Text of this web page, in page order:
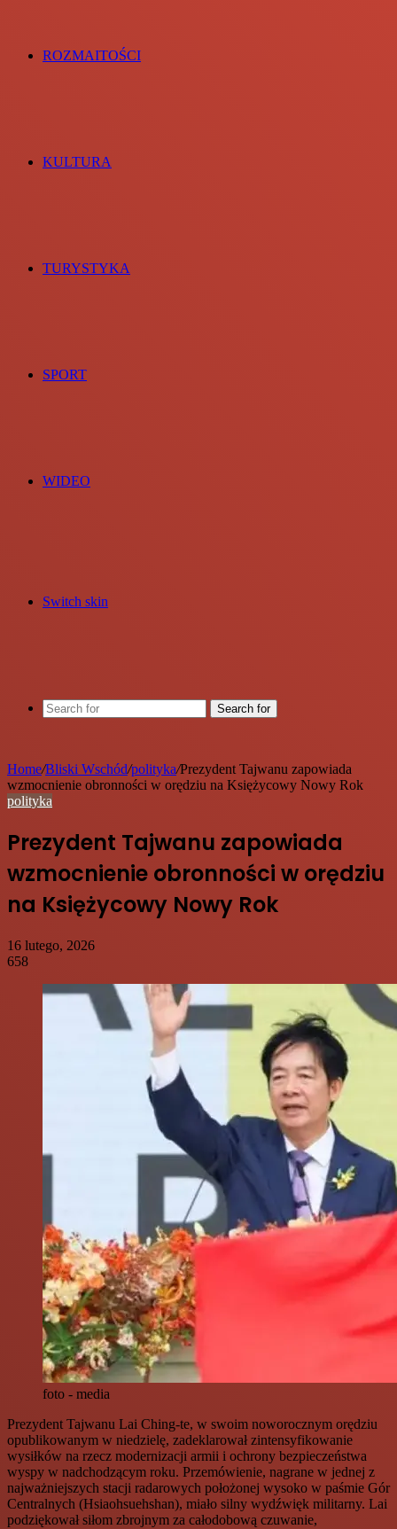
ROZMAITOŚCI
KULTURA
TURYSTYKA
SPORT
WIDEO
Switch skin
Search for
Home/Bliski Wschód/polityka/Prezydent Tajwanu zapowiada
wzmocnienie obronności w orędziu na Księżycowy Nowy Rok
polityka
Prezydent Tajwanu zapowiada
wzmocnienie obronności w orędziu
na Księżycowy Nowy Rok
16 lutego, 2026
658
foto - media
Prezydent Tajwanu Lai Ching-te, w swoim noworocznym orędziu
opublikowanym w niedzielę, zadeklarował zintensyfikowanie
wysiłków na rzecz modernizacji armii i ochrony bezpieczeństwa
wyspy w nadchodzącym roku. Przemówienie, nagrane w jednej z
najważniejszych stacji radarowych położonej wysoko w paśmie Gór
Centralnych (Hsiaohsuehshan), miało silny wydźwięk militarny. Lai
podziękował siłom zbrojnym za całodobową czuwanie,